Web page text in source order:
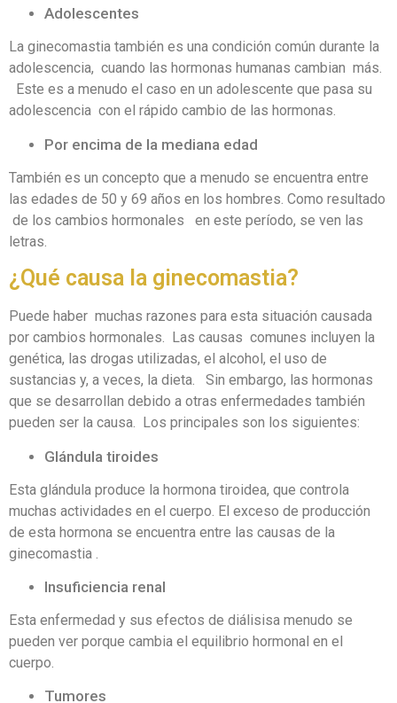
Adolescentes
La ginecomastia también es una condición común durante la
adolescencia, cuando las hormonas humanas cambian más.
Este es a menudo el caso en un adolescente que pasa su
adolescencia con el rápido cambio de las hormonas.
Por encima de la mediana edad
También es un concepto que a menudo se encuentra entre
las edades de 50 y 69 años en los hombres. Como resultado
de los cambios hormonales en este período, se ven las
letras.
¿Qué causa la ginecomastia?
Puede haber muchas razones para esta situación causada
por cambios hormonales. Las causas comunes incluyen la
genética, las drogas utilizadas, el alcohol, el uso de
sustancias y, a veces, la dieta. Sin embargo, las hormonas
que se desarrollan debido a otras enfermedades también
pueden ser la causa. Los principales son los siguientes:
Glándula tiroides
Esta glándula produce la hormona tiroidea, que controla
muchas actividades en el cuerpo. El exceso de producción
de esta hormona se encuentra entre las causas de la
ginecomastia .
Insuficiencia renal
Esta enfermedad y sus efectos de diálisisa menudo se
pueden ver porque cambia el equilibrio hormonal en el
cuerpo.
Tumores